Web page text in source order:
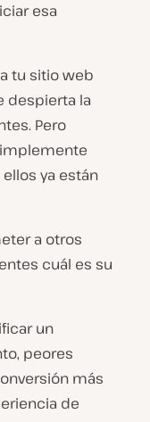
esa
tu sitio web
despierta la
Pero
ya están
a otros
cuál es su
un
peores
más
de